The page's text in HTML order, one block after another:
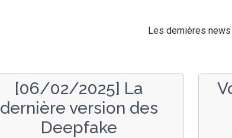
Les dernières
[06/02/2025] La
dernière version des
Deepfake